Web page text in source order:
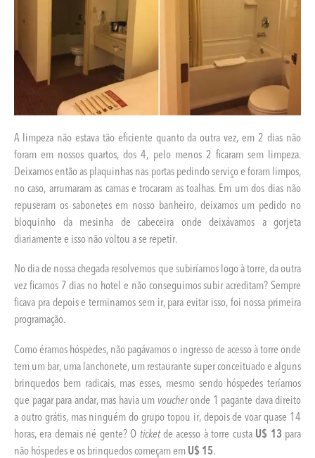
A limpeza não estava tão eficiente quanto da outra vez, em 2 dias não
foram em nossos quartos, dos 4, pelo menos 2 ficaram sem limpeza.
Deixamos então as plaquinhas nas portas pedindo serviço e foram limpos,
no caso, arrumaram as camas e trocaram as toalhas. Em um dos dias não
repuseram os sabonetes em nosso banheiro, deixamos um pedido no
bloquinho da mesinha de cabeceira onde deixávamos a gorjeta
diariamente e isso não voltou a se repetir.
No dia de nossa chegada resolvemos que subiríamos logo à torre, da outra
vez ficamos 7 dias no hotel e não conseguimos subir acreditam? Sempre
ficava pra depois e terminamos sem ir, para evitar isso, foi nossa primeira
programação.
Como éramos hóspedes, não pagávamos o ingresso de acesso à torre onde
tem um bar, uma lanchonete, um restaurante super conceituado e alguns
brinquedos bem radicais, mas esses, mesmo sendo hóspedes teríamos
que pagar para andar, mas havia um voucheronde 1 pagante dava direito
a outro grátis, mas ninguém do grupo topou ir, depois de voar quase 14
horas, era demais né gente? O ticketde acesso à torre custa U$ 13 para
não hóspedes e os brinquedos começam em U$ 15.